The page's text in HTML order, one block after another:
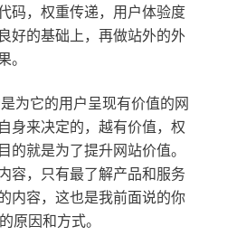
码，权重传递，用户体验度
好的基础上，再做站外的外
为它的用户呈现有价值的网
身来决定的，越有价值，权
的就是为了提升网站价值。
容，只有最了解产品和服务
内容，这也是我前面说的你
原因和方式。